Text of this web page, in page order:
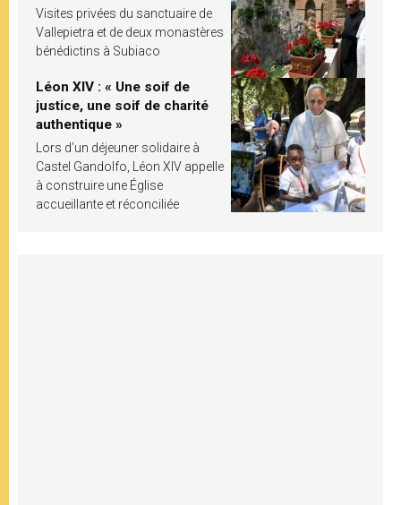
Visites privées du sanctuaire de
Vallepietra et de deux monastères
bénédictins à Subiaco
Léon XIV : « Une soif de
justice, une soif de charité
authentique »
Lors d’un déjeuner solidaire à
Castel Gandolfo, Léon XIV appelle
à construire une Église
accueillante et réconciliée